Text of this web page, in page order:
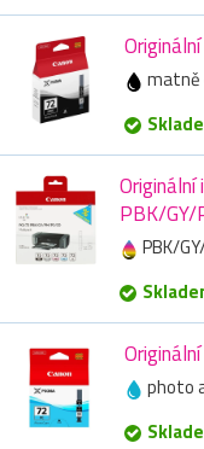
matně
PBK/
PBK/
photo